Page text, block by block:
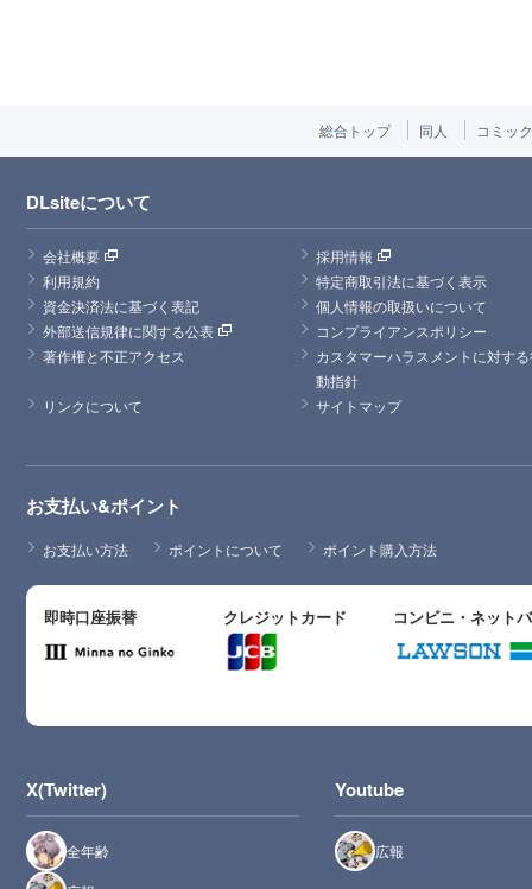
総合トップ 同人 コミッ
DLsiteについて
会社概要
採用情報
利用規約
特定商取引法に基づく表示
資金決済法に基づく表記
個人情報の取扱いについて
外部送信規律に関する公表
コンプライアンスポリシー
著作権と不正アクセス
カスタマーハラスメントに対す
動指針
リンクについて
サイトマップ
お支払い&ポイント
お支払い方法 ポイントについて ポイント購入方法
即時口座振替 クレジットカード コンビニ・ネット
X(Twitter)
全年齢
Youtube
広報